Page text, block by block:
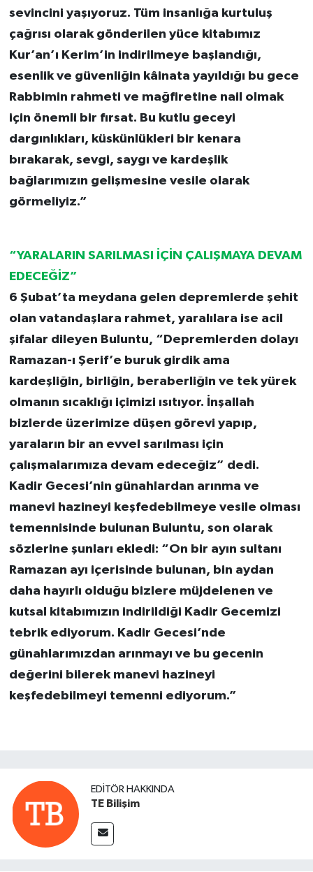
sevincini yaşıyoruz. Tüm insanlığa kurtuluş
çağrısı olarak gönderilen yüce kitabımız
Kur’an’ı Kerim’in indirilmeye başlandığı,
esenlik ve güvenliğin kâinata yayıldığı bu gece
Rabbimin rahmeti ve mağfiretine nail olmak
için önemli bir fırsat. Bu kutlu geceyi
dargınlıkları, küskünlükleri bir kenara
bırakarak, sevgi, saygı ve kardeşlik
bağlarımızın gelişmesine vesile olarak
görmeliyiz.”
“YARALARIN SARILMASI İÇİN ÇALIŞMAYA DEVAM
EDECEĞİZ”
6 Şubat’ta meydana gelen depremlerde şehit
olan vatandaşlara rahmet, yaralılara ise acil
şifalar dileyen Buluntu, “Depremlerden dolayı
Ramazan-ı Şerif’e buruk girdik ama
kardeşliğin, birliğin, beraberliğin ve tek yürek
olmanın sıcaklığı içimizi ısıtıyor. İnşallah
bizlerde üzerimize düşen görevi yapıp,
yaraların bir an evvel sarılması için
çalışmalarımıza devam edeceğiz” dedi.
Kadir Gecesi’nin günahlardan arınma ve
manevi hazineyi keşfedebilmeye vesile olması
temennisinde bulunan Buluntu, son olarak
sözlerine şunları ekledi: “On bir ayın sultanı
Ramazan ayı içerisinde bulunan, bin aydan
daha hayırlı olduğu bizlere müjdelenen ve
kutsal kitabımızın indirildiği Kadir Gecemizi
tebrik ediyorum. Kadir Gecesi’nde
günahlarımızdan arınmayı ve bu gecenin
değerini bilerek manevi hazineyi
keşfedebilmeyi temenni ediyorum.”
EDITÖR HAKKINDA
TE Bilişim